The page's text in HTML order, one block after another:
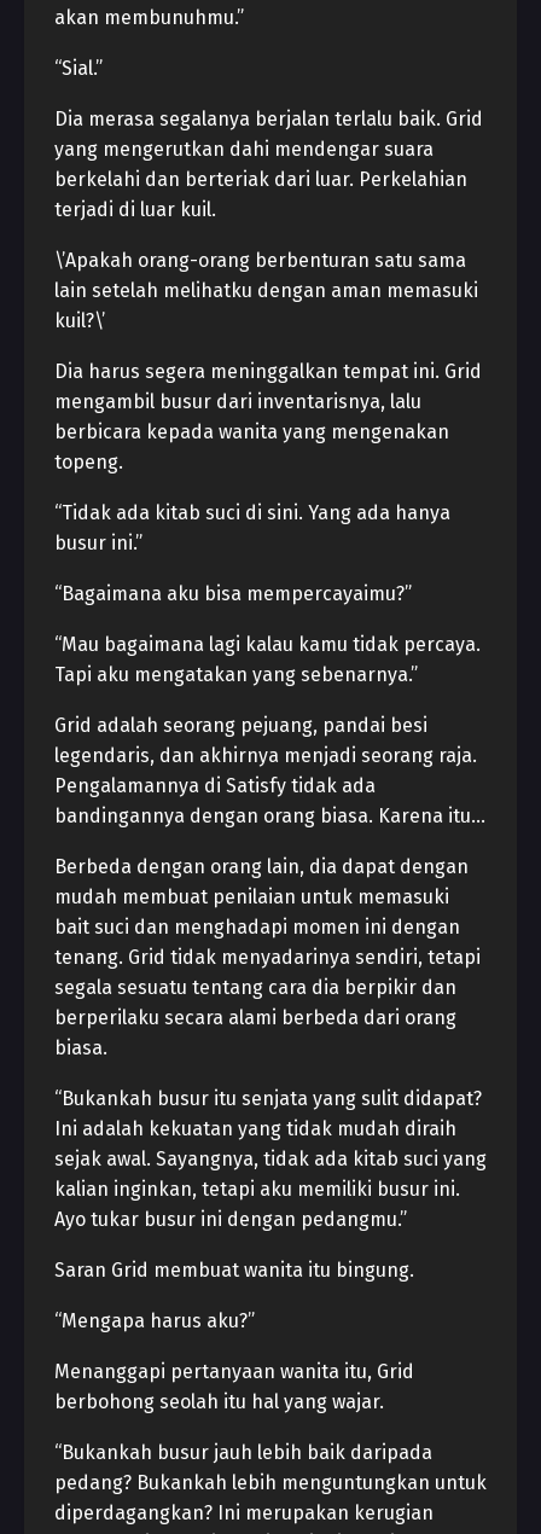
akan membunuhmu.”
“Sial.”
Dia merasa segalanya berjalan terlalu baik. Grid
yang mengerutkan dahi mendengar suara
berkelahi dan berteriak dari luar. Perkelahian
terjadi di luar kuil.
\’Apakah orang-orang berbenturan satu sama
lain setelah melihatku dengan aman memasuki
kuil?\’
Dia harus segera meninggalkan tempat ini. Grid
mengambil busur dari inventarisnya, lalu
berbicara kepada wanita yang mengenakan
topeng.
“Tidak ada kitab suci di sini. Yang ada hanya
busur ini.”
“Bagaimana aku bisa mempercayaimu?”
“Mau bagaimana lagi kalau kamu tidak percaya.
Tapi aku mengatakan yang sebenarnya.”
Grid adalah seorang pejuang, pandai besi
legendaris, dan akhirnya menjadi seorang raja.
Pengalamannya di Satisfy tidak ada
bandingannya dengan orang biasa. Karena itu…
Berbeda dengan orang lain, dia dapat dengan
mudah membuat penilaian untuk memasuki
bait suci dan menghadapi momen ini dengan
tenang. Grid tidak menyadarinya sendiri, tetapi
segala sesuatu tentang cara dia berpikir dan
berperilaku secara alami berbeda dari orang
biasa.
“Bukankah busur itu senjata yang sulit didapat?
Ini adalah kekuatan yang tidak mudah diraih
sejak awal. Sayangnya, tidak ada kitab suci yang
kalian inginkan, tetapi aku memiliki busur ini.
Ayo tukar busur ini dengan pedangmu.”
Saran Grid membuat wanita itu bingung.
“Mengapa harus aku?”
Menanggapi pertanyaan wanita itu, Grid
berbohong seolah itu hal yang wajar.
“Bukankah busur jauh lebih baik daripada
pedang? Bukankah lebih menguntungkan untuk
diperdagangkan? Ini merupakan kerugian